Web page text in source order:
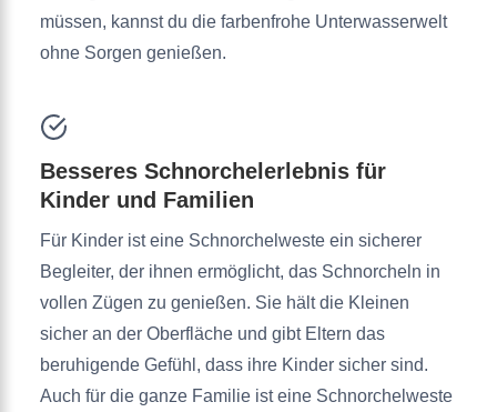
müssen, kannst du die farbenfrohe Unterwasserwelt
ohne Sorgen genießen.
Besseres Schnorchelerlebnis für
Kinder und Familien
Für Kinder ist eine Schnorchelweste ein sicherer
Begleiter, der ihnen ermöglicht, das Schnorcheln in
vollen Zügen zu genießen. Sie hält die Kleinen
sicher an der Oberfläche und gibt Eltern das
beruhigende Gefühl, dass ihre Kinder sicher sind.
Auch für die ganze Familie ist eine Schnorchelweste